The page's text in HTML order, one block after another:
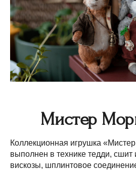
Мистер
Коллекционная игрушка
выполнен в технике тедди, сшит
вискозы, шплинтовое